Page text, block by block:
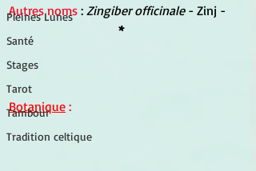
Pleines Lunes
Santé
Stages
Tarot
Tambour
Tradition celtique
Autres noms : Zingiber officinale - Zinj -
*
Botanique :